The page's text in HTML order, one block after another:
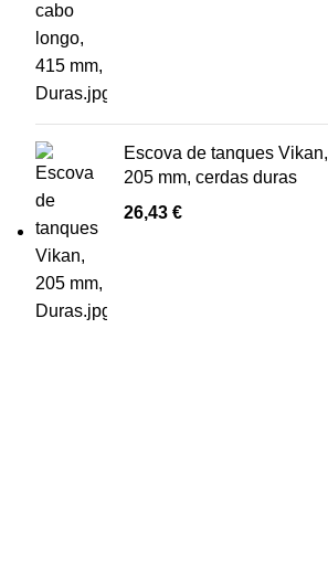
Escova de tanques Vikan,
205 mm, cerdas duras
26,43 €